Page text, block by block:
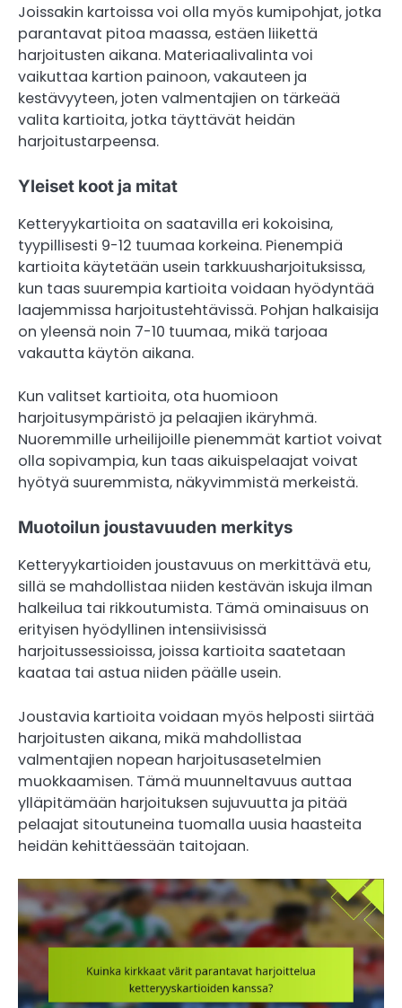
Joissakin kartoissa voi olla myös kumipohjat, jotka
parantavat pitoa maassa, estäen liikettä
harjoitusten aikana. Materiaalivalinta voi
vaikuttaa kartion painoon, vakauteen ja
kestävyyteen, joten valmentajien on tärkeää
valita kartioita, jotka täyttävät heidän
harjoitustarpeensa.
Yleiset koot ja mitat
Ketteryykartioita on saatavilla eri kokoisina,
tyypillisesti 9-12 tuumaa korkeina. Pienempiä
kartioita käytetään usein tarkkuusharjoituksissa,
kun taas suurempia kartioita voidaan hyödyntää
laajemmissa harjoitustehtävissä. Pohjan halkaisija
on yleensä noin 7-10 tuumaa, mikä tarjoaa
vakautta käytön aikana.
Kun valitset kartioita, ota huomioon
harjoitusympäristö ja pelaajien ikäryhmä.
Nuoremmille urheilijoille pienemmät kartiot voivat
olla sopivampia, kun taas aikuispelaajat voivat
hyötyä suuremmista, näkyvimmistä merkeistä.
Muotoilun joustavuuden merkitys
Ketteryykartioiden joustavuus on merkittävä etu,
sillä se mahdollistaa niiden kestävän iskuja ilman
halkeilua tai rikkoutumista. Tämä ominaisuus on
erityisen hyödyllinen intensiivisissä
harjoitussessioissa, joissa kartioita saatetaan
kaataa tai astua niiden päälle usein.
Joustavia kartioita voidaan myös helposti siirtää
harjoitusten aikana, mikä mahdollistaa
valmentajien nopean harjoitusasetelmien
muokkaamisen. Tämä muunneltavuus auttaa
ylläpitämään harjoituksen sujuvuutta ja pitää
pelaajat sitoutuneina tuomalla uusia haasteita
heidän kehittäessään taitojaan.